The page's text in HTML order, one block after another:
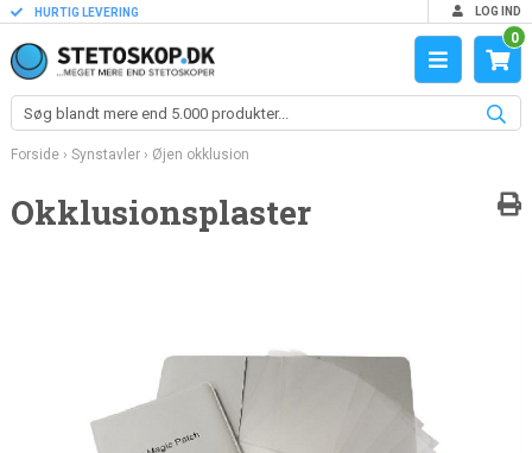
HURTIG LEVERING LOG IND
0
Forside› Synstavler› Øjen okklusion
Okklusionsplaster